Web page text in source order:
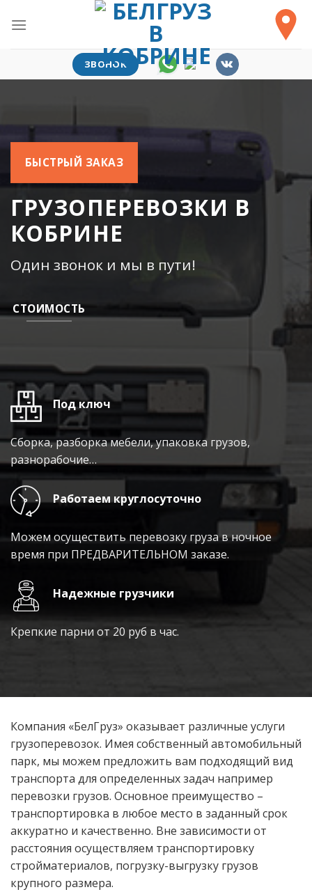
ЗВОНОК
БЫСТРЫЙ ЗАКАЗ
ГРУЗОПЕРЕВОЗКИ В
КОБРИНЕ
Один звонок и мы в пути!
СТОИМОСТЬ
Под ключ
Сборка, разборка мебели, упаковка грузов,
разнорабочие…
Работаем круглосуточно
Можем осуществить перевозку груза в ночное
время при ПРЕДВАРИТЕЛЬНОМ заказе.
Надежные грузчики
Крепкие парни от 20 руб в час.
Компания «БелГруз» оказывает различные услуги
грузоперевозок. Имея собственный автомобильный
парк, мы можем предложить вам подходящий вид
транспорта для определенных задач например
перевозки грузов. Основное преимущество –
транспортировка в любое место в заданный срок
аккуратно и качественно. Вне зависимости от
расстояния осуществляем транспортировку
стройматериалов, погрузку-выгрузку грузов
крупного размера.